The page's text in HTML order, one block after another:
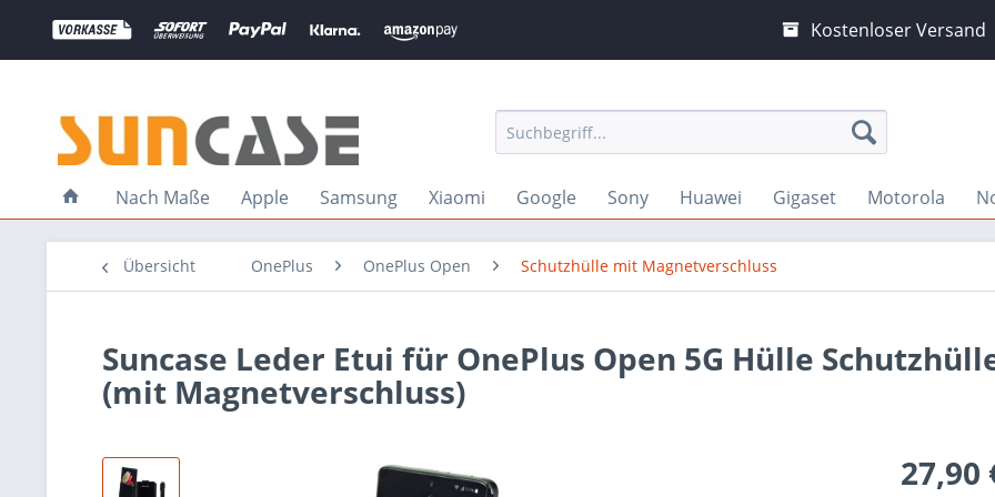
Kostenloser Versand
Nach Maße Apple Samsung Xiaomi Google Sony Huawei Gigaset Motorola
Übersicht OnePlus OnePlus Open Schutzhülle mit Magnetverschluss
Suncase Leder Etui für OnePlus Open 5G Hülle
(mit Magnetverschluss)
27,90